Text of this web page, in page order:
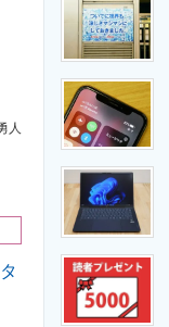
のIT導入・活用を支援
ルギーの専門メディア
人